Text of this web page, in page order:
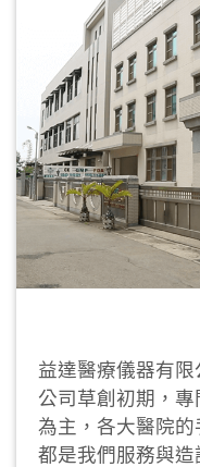
益達醫療儀器有限
公司草創初期，
為主，各大醫院的
都是我們服務與造